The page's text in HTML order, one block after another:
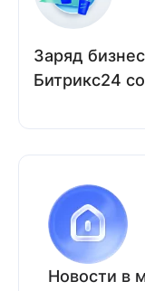
Заряд
Битрикс24
Новости в